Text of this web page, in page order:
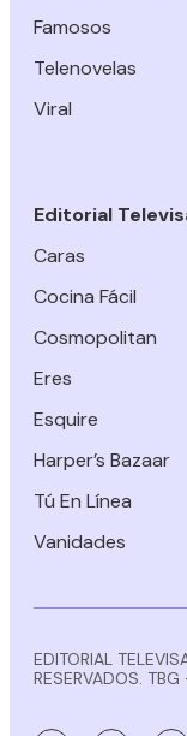
Famosos
Telenovelas
Viral
Editorial
Caras
Cocina Fácil
Cosmopolitan
Eres
Esquire
Harper’s Bazaar
Tú En Línea
Vanidades
EDITORIAL
RESERVADOS.